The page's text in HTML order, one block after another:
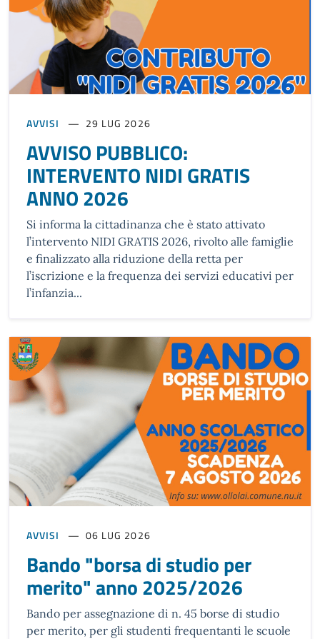
AVVISI 29 LUG 2026
AVVISO PUBBLICO:
INTERVENTO NIDI GRATIS
ANNO 2026
Si informa la cittadinanza che è stato attivato
l’intervento NIDI GRATIS 2026, rivolto alle famiglie
e finalizzato alla riduzione della retta per
l’iscrizione e la frequenza dei servizi educativi per
l’infanzia...
AVVISI 06 LUG 2026
Bando "borsa di studio per
merito" anno 2025/2026
Bando per assegnazione di n. 45 borse di studio
per merito, per gli studenti frequentanti le scuole